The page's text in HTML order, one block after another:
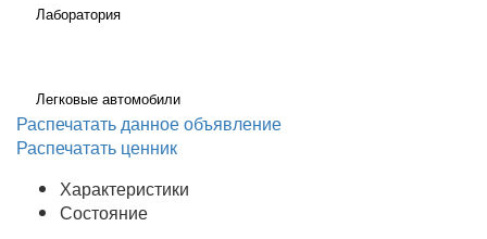
Лаборатория
Легковые автомобили
Распечатать данное объявление
Распечатать ценник
Характеристики
Состояние